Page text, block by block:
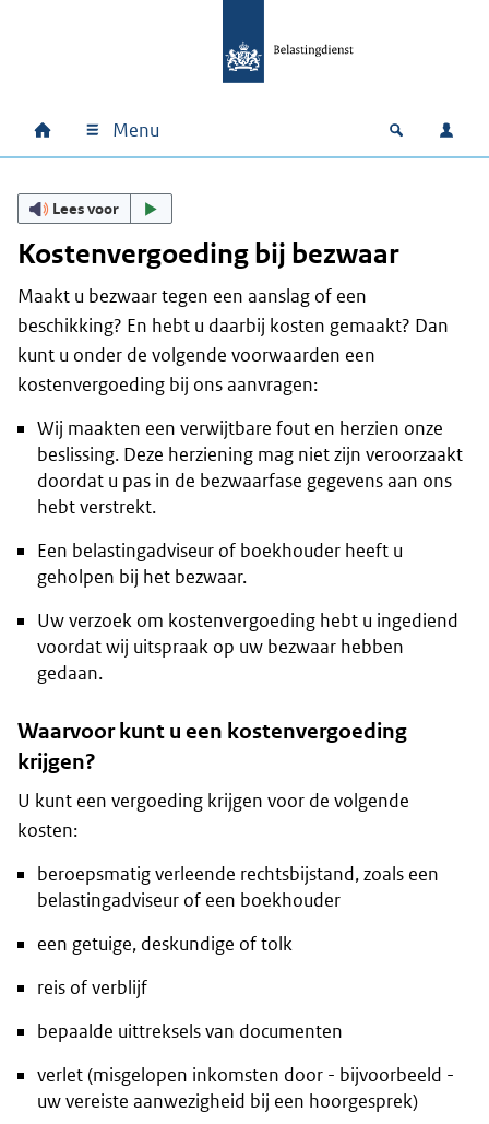
Hoofdnavigatie
Home Menu Open
Lees voor
Kostenvergoeding bij bezwaar
Maakt u bezwaar tegen een aanslag of een
beschikking? En hebt u daarbij kosten gemaakt? Dan
kunt u onder de volgende voorwaarden een
kostenvergoeding bij ons aanvragen:
Wij maakten een verwijtbare fout en herzien onze
beslissing. Deze herziening mag niet zijn veroorzaakt
doordat u pas in de bezwaarfase gegevens aan ons
hebt verstrekt.
Een belastingadviseur of boekhouder heeft u
geholpen bij het bezwaar.
Uw verzoek om kostenvergoeding hebt u ingediend
voordat wij uitspraak op uw bezwaar hebben
gedaan.
Waarvoor kunt u een kostenvergoeding
krijgen?
U kunt een vergoeding krijgen voor de volgende
kosten:
beroepsmatig verleende rechtsbijstand, zoals een
belastingadviseur of een boekhouder
een getuige, deskundige of tolk
reis of verblijf
bepaalde uittreksels van documenten
verlet (misgelopen inkomsten door - bijvoorbeeld -
uw vereiste aanwezigheid bij een hoorgesprek)